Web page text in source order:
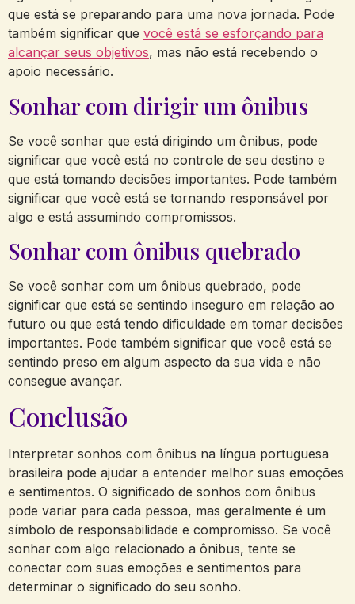
que está se preparando para uma nova jornada. Pode
também significar que você está se esforçando para
alcançar seus objetivos, mas não está recebendo o
apoio necessário.
Sonhar com dirigir um ônibus
Se você sonhar que está dirigindo um ônibus, pode
significar que você está no controle de seu destino e
que está tomando decisões importantes. Pode também
significar que você está se tornando responsável por
algo e está assumindo compromissos.
Sonhar com ônibus quebrado
Se você sonhar com um ônibus quebrado, pode
significar que está se sentindo inseguro em relação ao
futuro ou que está tendo dificuldade em tomar decisões
importantes. Pode também significar que você está se
sentindo preso em algum aspecto da sua vida e não
consegue avançar.
Conclusão
Interpretar sonhos com ônibus na língua portuguesa
brasileira pode ajudar a entender melhor suas emoções
e sentimentos. O significado de sonhos com ônibus
pode variar para cada pessoa, mas geralmente é um
símbolo de responsabilidade e compromisso. Se você
sonhar com algo relacionado a ônibus, tente se
conectar com suas emoções e sentimentos para
determinar o significado do seu sonho.